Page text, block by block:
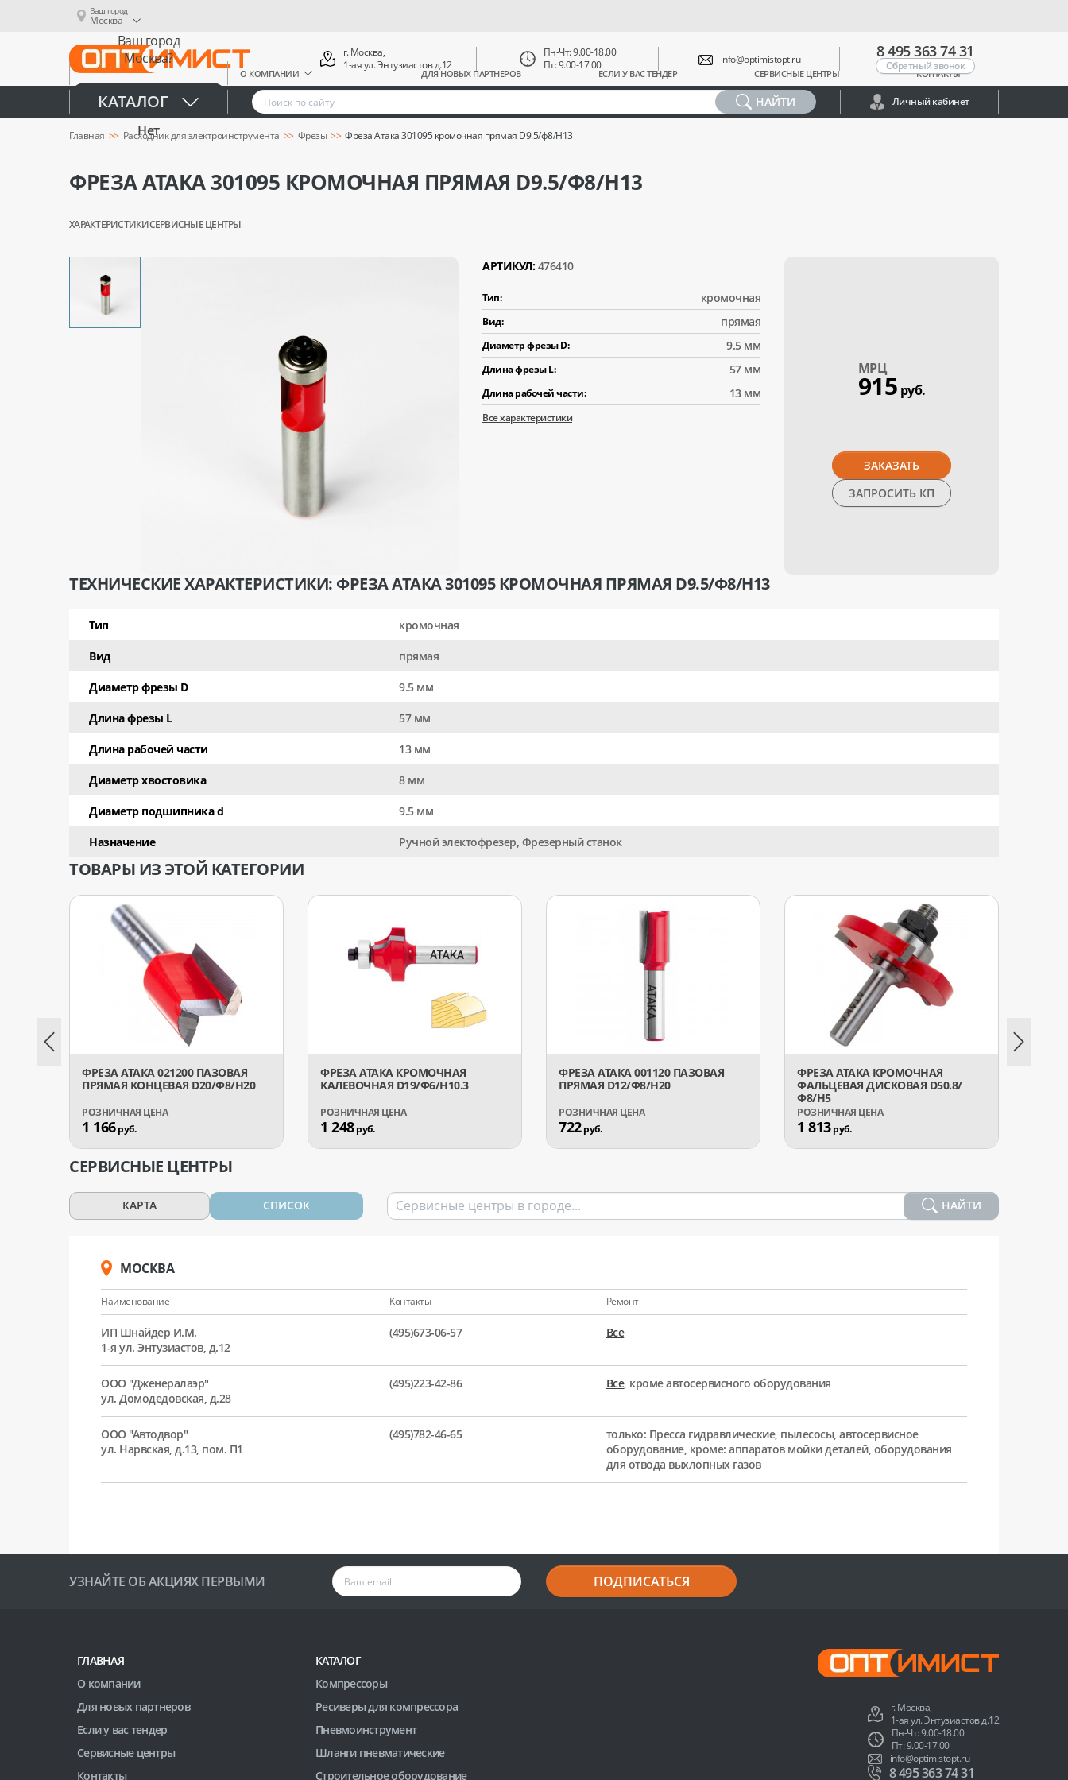
Ваш город
Москва
Ваш город
Москва?
Да
Нет
О КОМПАНИИ ДЛЯ НОВЫХ ПАРТНЕРОВ ЕСЛИ У ВАС ТЕНДЕР СЕРВИСНЫЕ ЦЕНТРЫ КОНТАКТЫ
г. Москва,
1-ая ул. Энтузиастов д.12
Пн-Чт: 9.00-18.00
Пт: 9.00-17.00
info@optimistopt.ru 8 495 363 74 31
Обратный звонок
КАТАЛОГ НАЙТИ Личный кабинет
Главная Расходник для электроинструмента Фрезы Фреза Атака 301095 кромочная прямая D9.5/ф8/H13
ФРЕЗА АТАКА 301095 КРОМОЧНАЯ ПРЯМАЯ D9.5/Ф8/H13
ХАРАКТЕРИСТИКИСЕРВИСНЫЕ ЦЕНТРЫ
АРТИКУЛ: 476410
Тип: кромочная
Вид: прямая
Диаметр фрезы D: 9.5 мм
Длина фрезы L: 57 мм
Длина рабочей части: 13 мм
Все характеристики
МPЦ
915 руб.
ЗАКАЗАТЬ
ЗАПРОСИТЬ КП
ТЕХНИЧЕСКИЕ ХАРАКТЕРИСТИКИ: ФРЕЗА АТАКА 301095 КРОМОЧНАЯ ПРЯМАЯ D9.5/Ф8/H13
Тип кромочная
Вид прямая
Диаметр фрезы D 9.5 мм
Длина фрезы L 57 мм
Длина рабочей части 13 мм
Диаметр хвостовика 8 мм
Диаметр подшипника d 9.5 мм
Назначение Ручной электофрезер, Фрезерный станок
ТОВАРЫ ИЗ ЭТОЙ КАТЕГОРИИ
ФРЕЗА АТАКА 021200 ПАЗОВАЯ
ПРЯМАЯ КОНЦЕВАЯ D20/Ф8/H20
1 166руб.
ФРЕЗА АТАКА КРОМОЧНАЯ
КАЛЕВОЧНАЯ D19/Ф6/H10.3
1 248руб.
ФРЕЗА АТАКА 001120 ПАЗОВАЯ
ПРЯМАЯ D12/Ф8/H20
722руб.
ФРЕЗА АТАКА КРОМОЧНАЯ
ФАЛЬЦЕВАЯ ДИСКОВАЯ D50.8/
Ф8/H5
1 813руб.
СЕРВИСНЫЕ ЦЕНТРЫ
КАРТА СПИСОК НАЙТИ
МОСКВА
Наименование Контакты Ремонт
ИП Шнайдер И.М.
1-я ул. Энтузиастов, д.12
(495)673-06-57 Все
ООО "Дженералаэр"
ул. Домодедовская, д.28
(495)223-42-86 Все, кроме автосервисного оборудования
ООО "Автодвор"
ул. Нарвская, д.13, пом. П1
(495)782-46-65
только: Пресса гидравлические, пылесосы, автосервисное
оборудование, кроме: аппаратов мойки деталей, оборудования
для отвода выхлопных газов
УЗНАЙТЕ ОБ АКЦИЯХ ПЕРВЫМИ ПОДПИСАТЬСЯ
ГЛАВНАЯ
О компании
Для новых партнеров
Если у вас тендер
Сервисные центры
Контакты
КАТАЛОГ
Компрессоры
Ресиверы для компрессора
Пневмоинструмент
Шланги пневматические
Строительное оборудование
г. Москва,
1-ая ул. Энтузиастов д.12
Пн-Чт: 9.00-18.00
Пт: 9.00-17.00
info@optimistopt.ru
8 495 363 74 31